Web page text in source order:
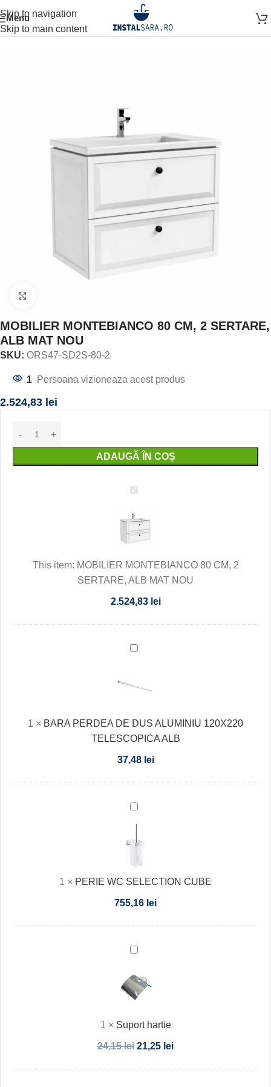
Skip to navigation
Skip to main content
Menu
Prima pagină MOBILIER BAIE
MOBILIER MONTEBIANCO 80 CM, 2 SERTARE,
ALB MAT NOU
SKU: ORS47-SD2S-80-2
1 Persoana vizioneaza acest produs
2.524,83 lei
ADAUGĂ ÎN COȘ
MOBILIER
80
CM,
SERTARE,
ALB
MAT
This item: MOBILIER MONTEBIANCO 80 CM, 2
SERTARE, ALB MAT NOU
2.524,83 lei
BARA
DUS
120X220
TELESCOPICA
ALB
1 × BARA PERDEA DE DUS ALUMINIU 120X220
TELESCOPICA ALB
37,48 lei
PERIE
1 × PERIE WC SELECTION CUBE
755,16 lei
Suport
1 × Suport hartie
24,15lei 21,25 lei